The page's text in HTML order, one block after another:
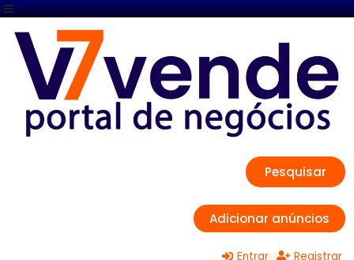
Pesquisar
Adicionar anúncios
Entrar Registrar